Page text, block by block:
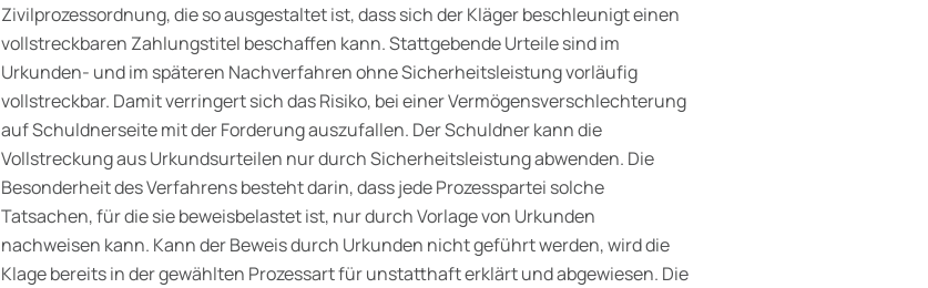
Zivilprozessordnung, die so ausgestaltet ist, dass sich der Kläger beschleunigt einen
vollstreckbaren Zahlungstitel beschaffen kann. Stattgebende Urteile sind im
Urkunden- und im späteren Nachverfahren ohne Sicherheitsleistung vorläufig
vollstreckbar. Damit verringert sich das Risiko, bei einer Vermögensverschlechterung
auf Schuldnerseite mit der Forderung auszufallen. Der Schuldner kann die
Vollstreckung aus Urkundsurteilen nur durch Sicherheitsleistung abwenden. Die
Besonderheit des Verfahrens besteht darin, dass jede Prozesspartei solche
Tatsachen, für die sie beweisbelastet ist, nur durch Vorlage von Urkunden
nachweisen kann. Kann der Beweis durch Urkunden nicht geführt werden, wird die
Klage bereits in der gewählten Prozessart für unstatthaft erklärt und abgewiesen. Die